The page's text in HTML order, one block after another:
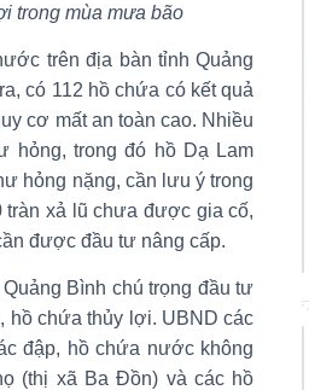
trong mùa mưa bão
trên địa bàn tỉnh Quảng
có 112 hồ chứa có kết quả
cơ mất an toàn cao. Nhiều
hỏng, trong đó hồ Dạ Lam
hỏng nặng, cần lưu ý trong
tràn xả lũ chưa được gia cố,
được đầu tư nâng cấp.
Bình chú trọng đầu tư
hồ chứa thủy lợi. UBND các
đập, hồ chứa nước không
(thị xã Ba Đồn) và các hồ